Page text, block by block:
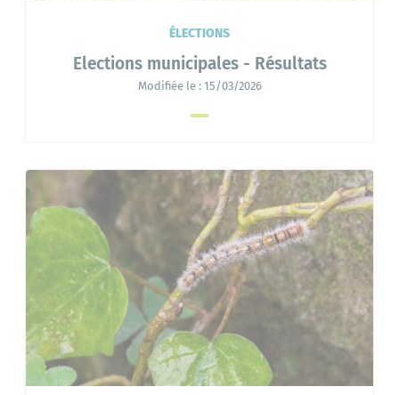
ÉLECTIONS
Elections municipales - Résultats
Modifiée le : 15/03/2026